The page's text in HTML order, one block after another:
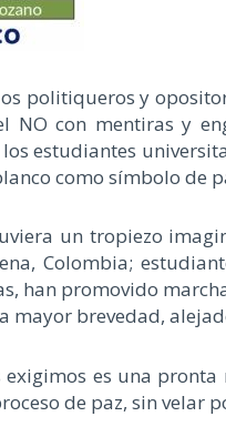
politiqueros y
NO con mentiras y
estudiantes
como símbolo de
un tropiezo
Colombia;
han promovido
mayor brevedad,
es una
de paz, sin velar